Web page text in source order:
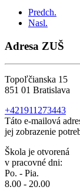
Predch.
Nasl.
Adresa ZUŠ
Topoľčianska 15
851 01 Bratislava
+421911273443
Táto e-mailová
jej zobrazenie
Škola je otvorená
v pracovné dni:
Po. - Pia.
8.00 - 20.00